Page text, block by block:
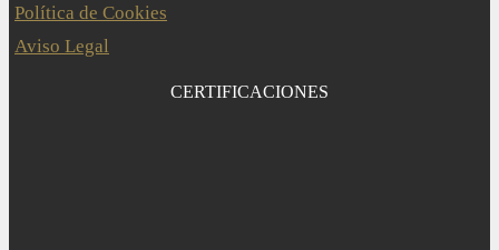
Política de Cookies
Aviso Legal
CERTIFICACIONES